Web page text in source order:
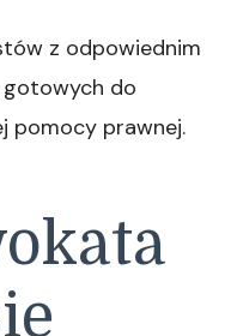
z odpowiednim
gotowych do
pomocy prawnej.